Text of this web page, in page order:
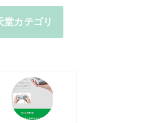
堂カテゴリ